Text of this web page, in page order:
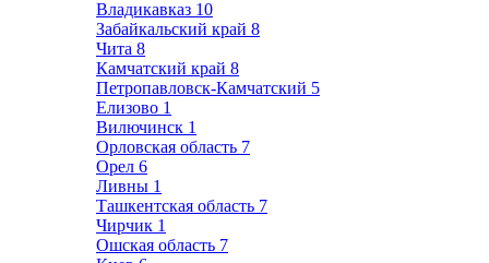
Владикавказ 10
Забайкальский край 8
Чита 8
Камчатский край 8
Петропавловск-Камчатский 5
Елизово 1
Вилючинск 1
Орловская область 7
Орел 6
Ливны 1
Ташкентская область 7
Чирчик 1
Ошская область 7